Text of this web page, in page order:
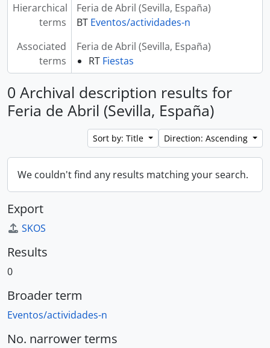
Hierarchical
terms
Feria de Abril (Sevilla, España)
BT Eventos/actividades-n
Associated
terms
Feria de Abril (Sevilla, España)
RT Fiestas
0 Archival description results for
Feria de Abril (Sevilla, España)
Sort by: Title Direction: Ascending
We couldn't find any results matching your search.
Export
SKOS
Results
0
Broader term
Eventos/actividades-n
No. narrower terms